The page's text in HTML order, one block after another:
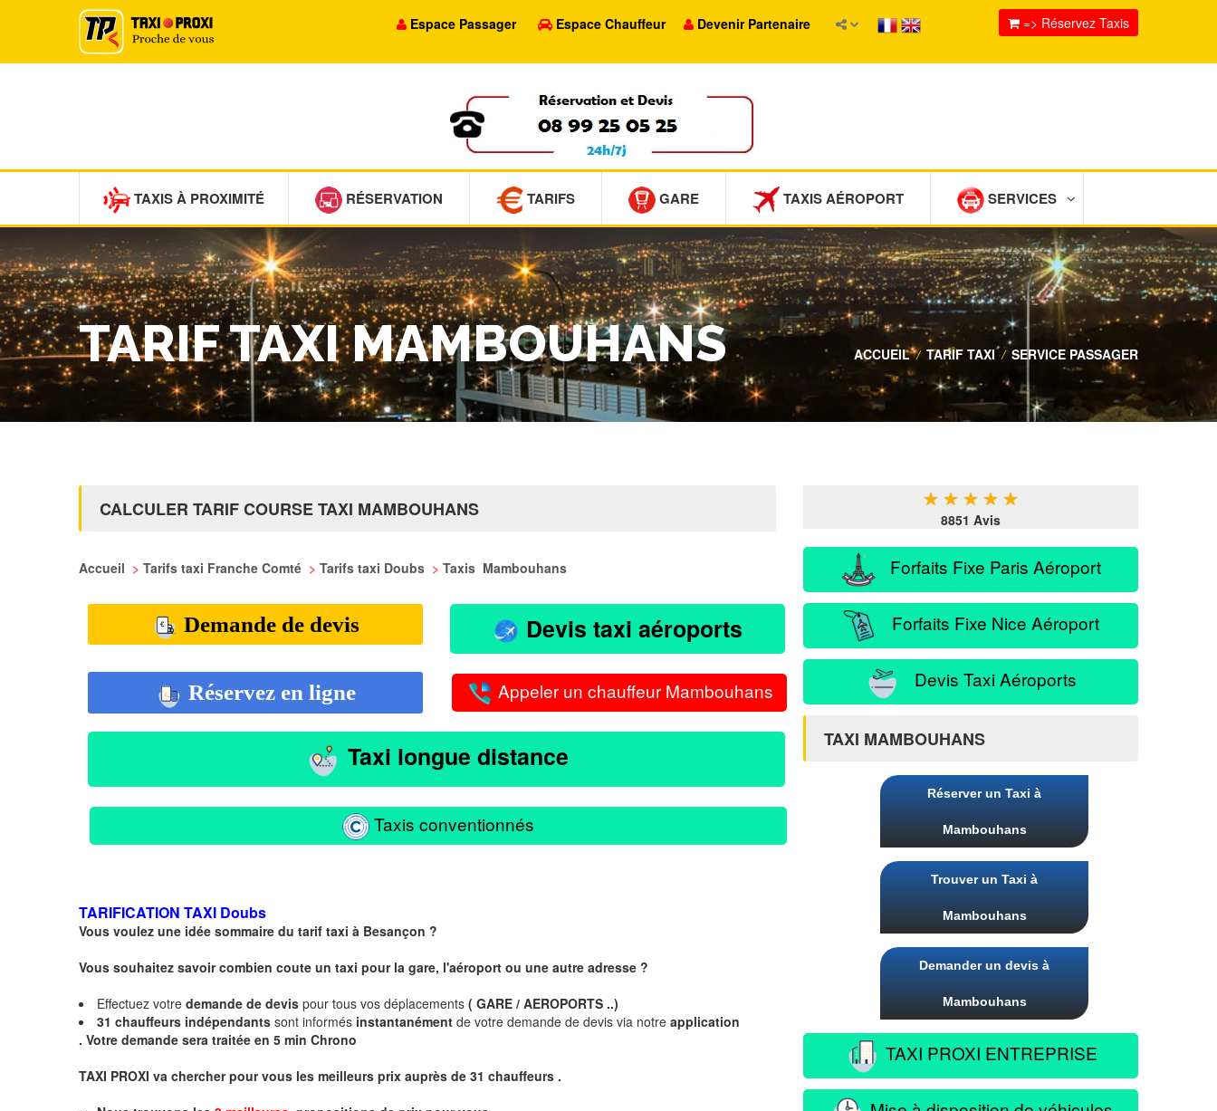
Espace Passager Espace Chauffeur Devenir Partenaire => Réservez Taxis
TAXIS À PROXIMITÉ RÉSERVATION TARIFS GARE TAXIS AÉROPORT SERVICES
TARIF TAXI MAMBOUHANS ACCUEIL / TARIF TAXI / SERVICE PASSAGER
CALCULER TARIF COURSE TAXI MAMBOUHANS
Accueil > Tarifs taxi Franche Comté > Tarifs taxi Doubs > Taxis Mambouhans
Demande de devis Devis taxi aéroports
Réservez en ligne Appeler un chauffeur Mambouhans
Taxi longue distance
Taxis conventionnés
TARIFICATION TAXI Doubs
Vous voulez une idée sommaire du tarif taxi à Besançon ?
Vous souhaitez savoir combien coute un taxi pour la gare, l'aéroport ou une autre adresse ?
Effectuez votre demande de devis pour tous vos déplacements ( GARE / AEROPORTS ..)
31 chauffeurs indépendants sont informés instantanément de votre demande de devis via notre application
. Votre demande sera traitée en 5 min Chrono
TAXI PROXI va chercher pour vous les meilleurs prix auprès de 31 chauffeurs .
★ ★ ★ ★ ★
8851 Avis
Forfaits Fixe Paris Aéroport
Forfaits Fixe Nice Aéroport
Devis Taxi Aéroports
TAXI MAMBOUHANS
Réserver un Taxi à
Mambouhans
Trouver un Taxi à
Mambouhans
Demander un devis à
Mambouhans
TAXI PROXI ENTREPRISE